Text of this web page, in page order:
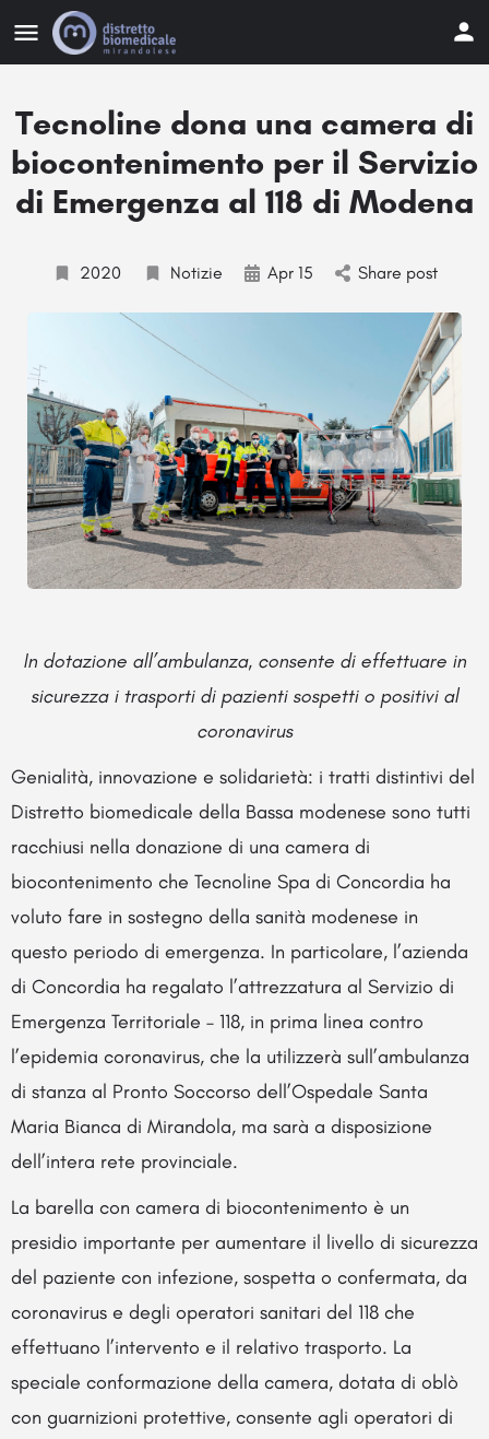
Tecnoline dona una camera di
biocontenimento per il Servizio
di Emergenza al 118 di Modena
2020 Notizie Apr 15 Share post
In dotazione all’ambulanza, consente di effettuare in
sicurezza i trasporti di pazienti sospetti o positivi al
coronavirus
Genialità, innovazione e solidarietà: i tratti distintivi del
Distretto biomedicale della Bassa modenese sono tutti
racchiusi nella donazione di una camera di
biocontenimento che Tecnoline Spa di Concordia ha
voluto fare in sostegno della sanità modenese in
questo periodo di emergenza. In particolare, l’azienda
di Concordia ha regalato l’attrezzatura al Servizio di
Emergenza Territoriale – 118, in prima linea contro
l’epidemia coronavirus, che la utilizzerà sull’ambulanza
di stanza al Pronto Soccorso dell’Ospedale Santa
Maria Bianca di Mirandola, ma sarà a disposizione
dell’intera rete provinciale.
La barella con camera di biocontenimento è un
presidio importante per aumentare il livello di sicurezza
del paziente con infezione, sospetta o confermata, da
coronavirus e degli operatori sanitari del 118 che
effettuano l’intervento e il relativo trasporto. La
speciale conformazione della camera, dotata di oblò
con guarnizioni protettive, consente agli operatori di